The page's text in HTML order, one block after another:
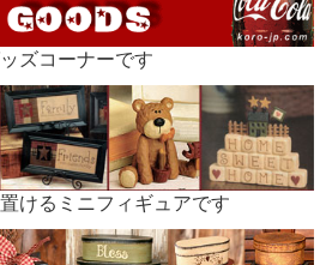
ズコーナーです
けるミニフィギュアです